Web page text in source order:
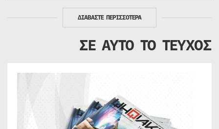
ΔΙΑΒΑΣΤΕ ΠΕΡΙΣΣΟΤΕΡΑ
ΣΕ ΑΥΤΟ ΤΟ ΤΕΥΧΟΣ